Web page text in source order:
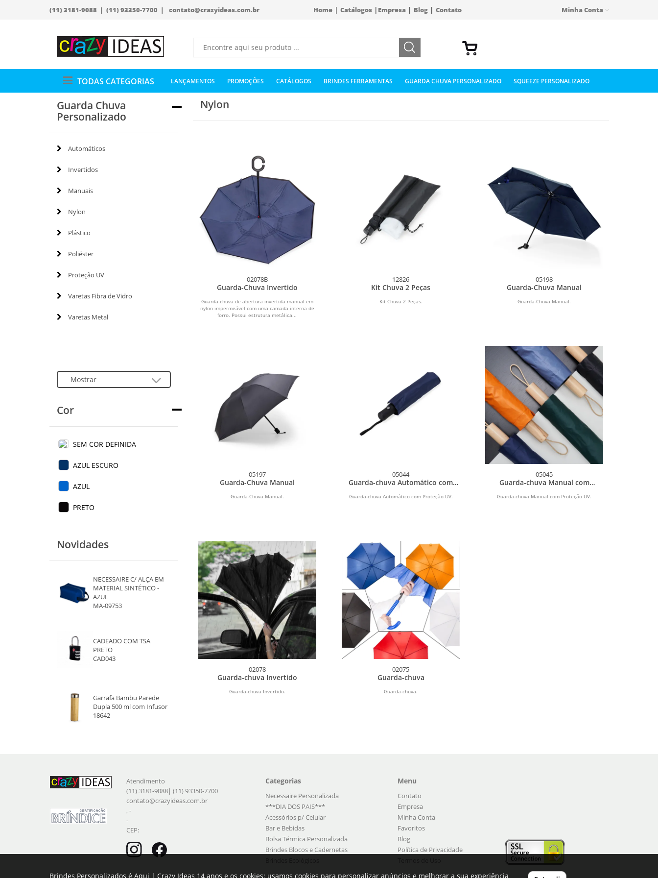
(11) 3181-9088 | (11) 93350-7700 | contato@crazyideas.com.br Home| Catálogos| Empresa| Blog| Contato Minha Conta
TODAS CATEGORIAS LANÇAMENTOS PROMOÇÕES CATÁLOGOS BRINDES FERRAMENTAS GUARDA CHUVA PERSONALIZADO SQUEEZE PERSONALIZADO
Guarda Chuva
Personalizado
Automáticos
Invertidos
Manuais
Nylon
Plástico
Poliéster
Proteção UV
Varetas Fibra de Vidro
Varetas Metal
Cor
SEM COR DEFINIDA
AZUL ESCURO
AZUL
PRETO
Novidades
NECESSAIRE C/ ALÇA EM
MATERIAL SINTÉTICO -
AZUL
MA-09753
CADEADO COM TSA
PRETO
CAD043
Garrafa Bambu Parede
Dupla 500 ml com Infusor
18642
Nylon
02078B
Guarda-Chuva Invertido
Guarda-chuva de abertura invertida manual em
nylon impermeável com uma camada interna de
forro. Possui estrutura metálica...
12826
Kit Chuva 2 Peças
Kit Chuva 2 Peças.
05198
Guarda-Chuva Manual
Guarda-Chuva Manual.
05197
Guarda-Chuva Manual
Guarda-Chuva Manual.
05044
Guarda-chuva Automático com
Guarda-chuva Automático com Proteção UV.
05045
Guarda-chuva Manual com
Guarda-chuva Manual com Proteção UV.
02078
Guarda-chuva Invertido
Guarda-chuva Invertido.
02075
Guarda-chuva
Guarda-chuva.
Atendimento
(11) 3181-9088| (11) 93350-7700
contato@crazyideas.com.br
, -
-
CEP:
Categorias
Necessaire Personalizada
***DIA DOS PAIS***
Acessórios p/ Celular
Bar e Bebidas
Bolsa Térmica Personalizada
Brindes Blocos e Cadernetas
Menu
Contato
Empresa
Minha Conta
Favoritos
Blog
Política de Privacidade
Brindes Personalizados é Aqui | Crazy Ideas 14 anos e os cookies: usamos cookies para personalizar anúncios e melhorar a sua experiência